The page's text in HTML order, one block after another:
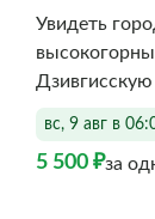
Увидеть
Дзивгисскую
вс, 9 авг в
5 500 ₽за